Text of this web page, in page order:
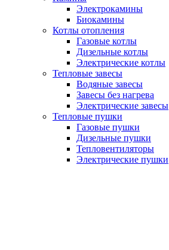
Электрокамины
Биокамины
Котлы отопления
Газовые котлы
Дизельные котлы
Электрические котлы
Тепловые завесы
Водяные завесы
Завесы без нагрева
Электрические завесы
Тепловые пушки
Газовые пушки
Дизельные пушки
Тепловентиляторы
Электрические пушки